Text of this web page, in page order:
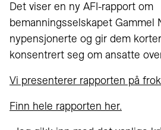
Det viser en ny AFI-rapport om
bemanningsselskapet Gammel
nypensjonerte og gir dem
konsentrert seg om ansatte
Vi presenterer rapporten på
Finn hele rapporten her.